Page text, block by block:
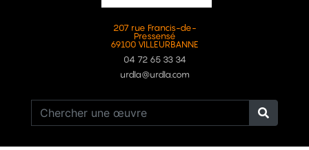
207 rue Francis-de-
Pressensé
69100 VILLEURBANNE
04 72 65 33 34
urdla@urdla.com